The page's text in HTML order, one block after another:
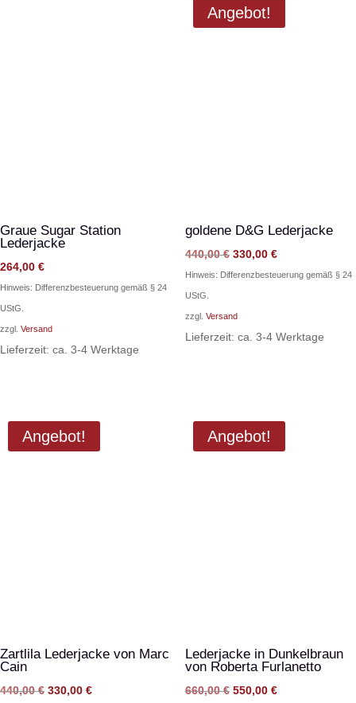
Graue Sugar Station
Lederjacke
264,00 €
Hinweis: Differenzbesteuerung gemäß § 24
UStG.
zzgl. Versand
Lieferzeit: ca. 3-4 Werktage
Angebot!
goldene D&G Lederjacke
440,00€ Ursprünglicher
Preis
440,00 €
330,00 €Aktueller
Preis
Hinweis: Differenzbesteuerung gemäß § 24
UStG.
zzgl. Versand
Lieferzeit: ca. 3-4 Werktage
Angebot!
Zartlila Lederjacke von Marc
Cain
440,00€ Ursprünglicher
330,00 €Aktueller
Angebot!
Lederjacke in Dunkelbraun
von Roberta Furlanetto
660,00€ Ursprünglicher
550,00 €Aktueller